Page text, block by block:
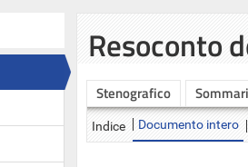
Resoconto
Stenografico
Indice Documento intero